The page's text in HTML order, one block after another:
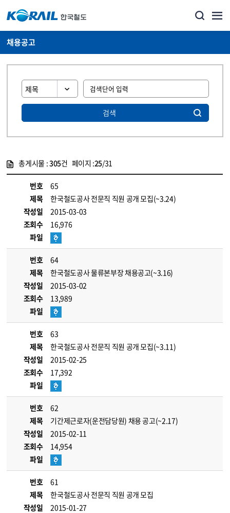
채용공고
검색
총게시물 :305건 페이지 :25/31
번호
65
제목
한국철도공사 전문직 직원 공개 모집(~3.24)
작성일
2015-03-03
조회수
16,976
파일
번호
64
제목
한국철도공사 물류본부장 채용공고(~3.16)
작성일
2015-03-02
조회수
13,989
파일
번호
63
제목
한국철도공사 전문직 직원 공개 모집(~3.11)
작성일
2015-02-25
조회수
17,392
파일
번호
62
제목
기간제근로자(운전담당원) 채용 공고(~2.17)
작성일
2015-02-11
조회수
14,954
파일
번호
61
제목
한국철도공사 전문직 직원 공개 모집
작성일
2015-01-27